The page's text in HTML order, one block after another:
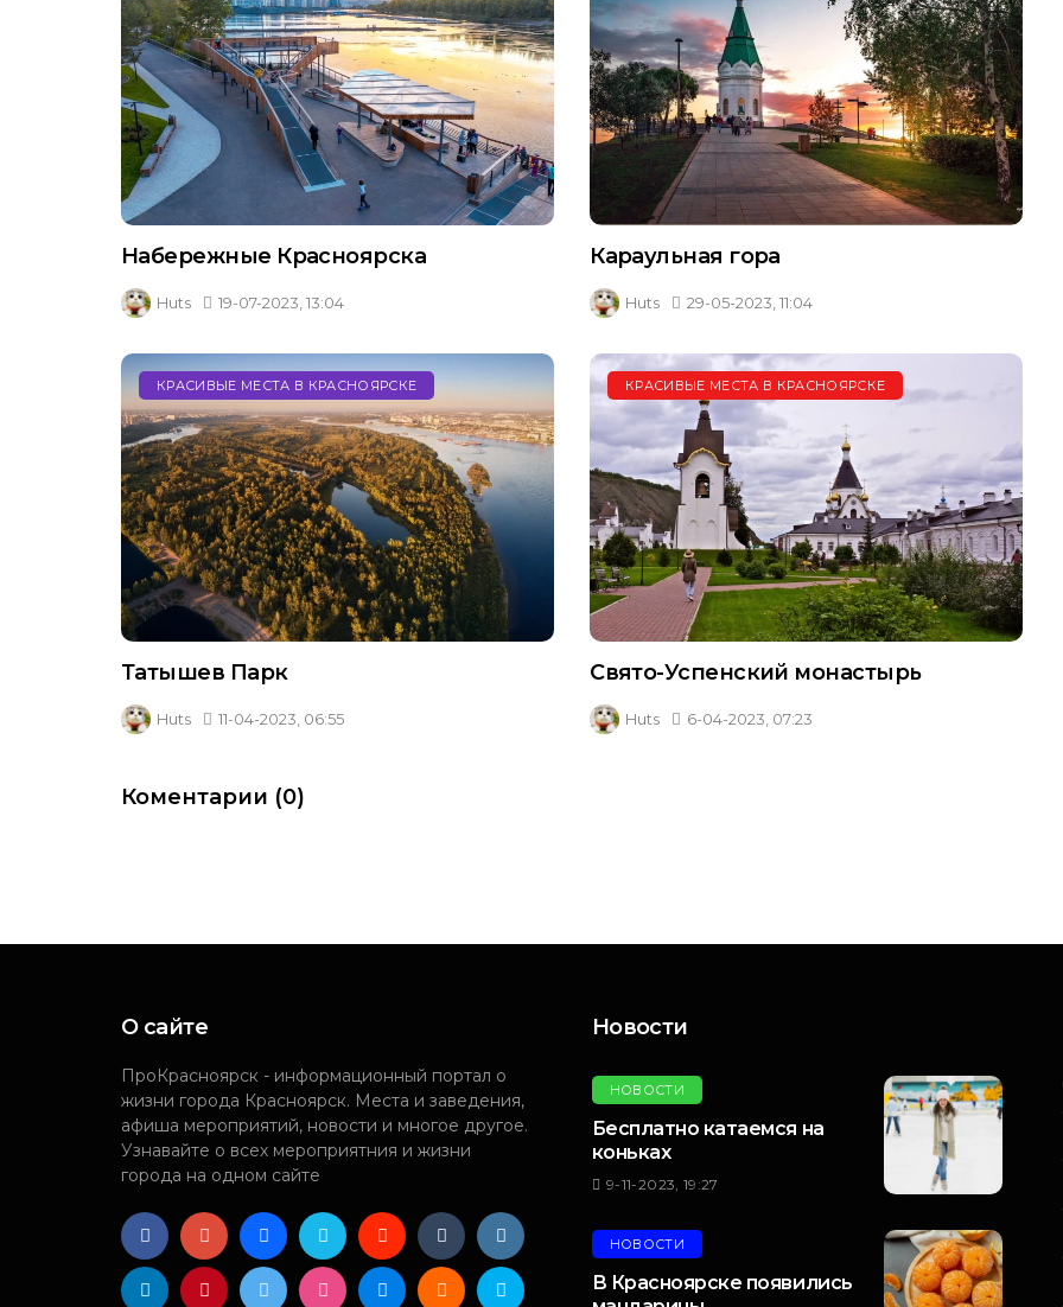
Набережные Красноярска
Huts 19-07-2023, 13:04
Караульная гора
Huts 29-05-2023, 11:04
КРАСИВЫЕ МЕСТА В КРАСНОЯРСКЕ
Татышев Парк
Huts 11-04-2023, 06:55
КРАСИВЫЕ МЕСТА В КРАСНОЯРСКЕ
Свято-Успенский монастырь
Huts 6-04-2023, 07:23
Коментарии (0)
Прогноз на июнь Ресторан Чешуя
О сайте
ПроКрасноярск - информационный портал о
жизни города Красноярск. Места и заведения,
афиша мероприятий, новости и многое другое.
Узнавайте о всех мероприятния и жизни
города на одном сайте
Новости
НОВОСТИ
Бесплатно катаемся на
коньках
9-11-2023, 19:27
НОВОСТИ
В Красноярске появились